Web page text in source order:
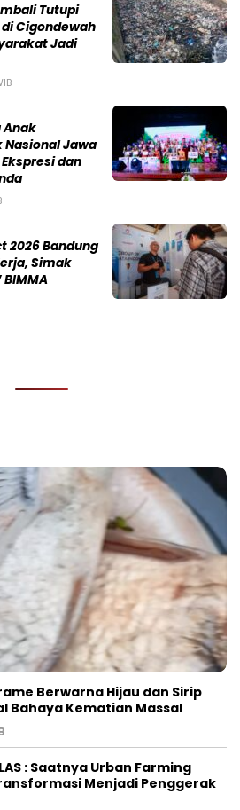
Tutupi
Cigondewah
Jadi
Anak
Nasional Jawa
dan
2026 Bandung
Simak
BIMMA
Berwarna Hijau dan Sirip
Bahaya Kematian Massal
: Saatnya Urban Farming
Menjadi Penggerak